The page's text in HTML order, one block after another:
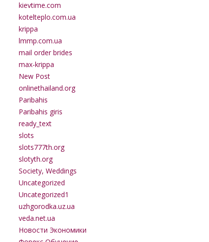
kievtime.com
kotelteplo.com.ua
krippa
lmmp.com.ua
mail order brides
max-krippa
New Post
onlinethailand.org
Paribahis
Paribahis giris
ready_text
slots
slots777th.org
slotyth.org
Society, Weddings
Uncategorized
Uncategorized1
uzhgorodka.uz.ua
veda.net.ua
Новости Экономики